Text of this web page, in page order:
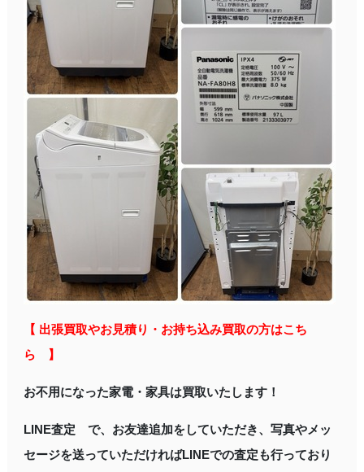
【 出張買取やお見積り・お持ち込み買取の方はこち
ら 】
お不用になった家電・家具は買取いたします！
LINE査定 で、お友達追加をしていただき、写真やメッ
セージを送っていただければLINEでの査定も行っており